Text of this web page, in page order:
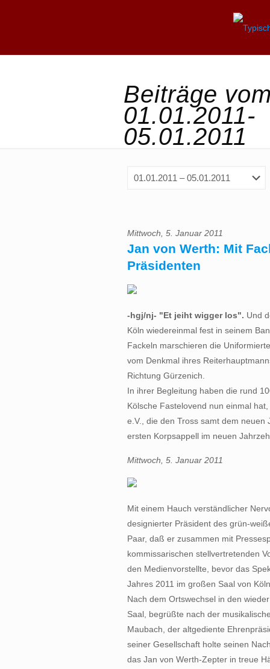
Beiträge
01.01.2011-
05.01.2011
Mittwoch, 5. Januar 2011
Jan von Werth: Mit
Präsidenten
-hgj/nj- "Et jeiht wigger los". Und
Köln wiedereinmal fest in seinem
Fackeln marschieren die
vom Denkmal ihres
Richtung Gürzenich.
In ihrer Begleitung haben die rund
Kölsche Fastelovend nun einmal
e.V., die den Tross samt dem
ersten Korpsappell im neuen
Mittwoch, 5. Januar 2011
Mit einem Hauch verständlicher
designierter Präsident des grün-
Paar, daß er zusammen mit
kommissarischen stellvertretenden
den Medienvorstellte, bevor das
Jahres 2011 im großen Saal von
Nach dem Ortswechsel in den
Saal, begrüßte nach der
Maubach, der altgediente
seiner Gesellschaft holte seinen
das Jan von Werth-Zepter in treue